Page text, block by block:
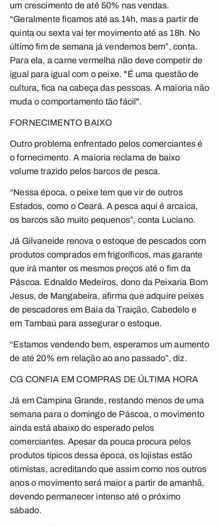
um crescimento de até 50% nas vendas.
“Geralmente ficamos até as 14h, mas a partir de
quinta ou sexta vai ter movimento até as 18h. No
último fim de semana já vendemos bem”, conta.
Para ela, a carne vermelha não deve competir de
igual para igual com o peixe. "É uma questão de
cultura, fica na cabeça das pessoas. A maioria não
muda o comportamento tão fácil".
FORNECIMENTO BAIXO
Outro problema enfrentado pelos comerciantes é
o fornecimento. A maioria reclama de baixo
volume trazido pelos barcos de pesca.
“Nessa época, o peixe tem que vir de outros
Estados, como o Ceará. A pesca aqui é arcaica,
os barcos são muito pequenos”, conta Luciano.
Já Gilvaneide renova o estoque de pescados com
produtos comprados em frigoríficos, mas garante
que irá manter os mesmos preços até o fim da
Páscoa. Ednaldo Medeiros, dono da Peixaria Bom
Jesus, de Mangabeira, afirma que adquire peixes
de pescadores em Baía da Traição, Cabedelo e
em Tambaú para assegurar o estoque.
“Estamos vendendo bem, esperamos um aumento
de até 20% em relação ao ano passado”, diz.
CG CONFIA EM COMPRAS DE ÚLTIMA HORA
Já em Campina Grande, restando menos de uma
semana para o domingo de Páscoa, o movimento
ainda está abaixo do esperado pelos
comerciantes. Apesar da pouca procura pelos
produtos típicos dessa época, os lojistas estão
otimistas, acreditando que assim como nos outros
anos o movimento será maior a partir de amanhã,
devendo permanecer intenso até o próximo
sábado.